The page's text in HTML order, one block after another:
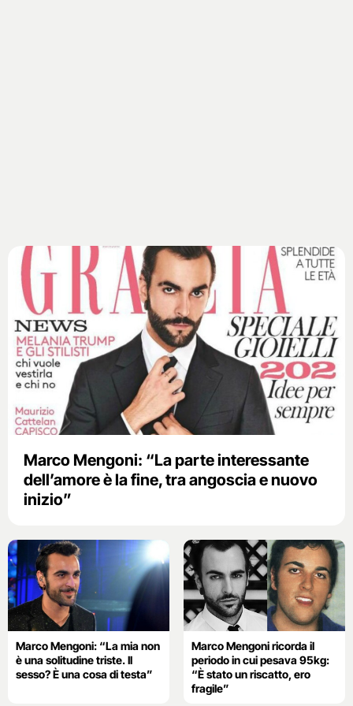
Marco Mengoni: “La parte interessante
dell’amore è la fine, tra angoscia e nuovo
inizio”
Marco Mengoni: “La mia non
è una solitudine triste. Il
sesso? È una cosa di testa”
Marco Mengoni ricorda il
periodo in cui pesava 95kg:
“È stato un riscatto, ero
fragile”